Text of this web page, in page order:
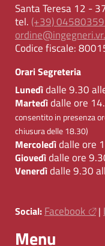
Santa Teresa 12 -
tel. (+39)
Codice fiscale:
Orari Segreteria
Lunedìdalle 9.30
Martedìdalle ore
consentito in presenza
chiusura delle 18.30)
Mercoledìdalle ore
Giovedìdalle ore
Venerdìdalle 9.30
Social: Facebook |
Menu